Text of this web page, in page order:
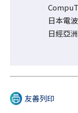
日本電
日經亞
友善列印